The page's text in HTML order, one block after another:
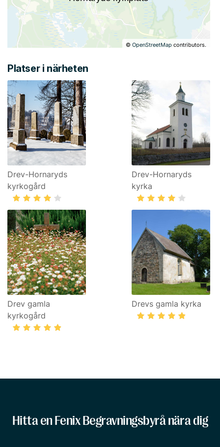
©OpenStreetMap contributors.
Platser i närheten
Drev-Hornaryds
kyrkogård
Drev-Hornaryds
kyrka
Drev gamla
kyrkogård
Drevs gamla kyrka
Hitta en Fenix Begravningsbyrå nära dig